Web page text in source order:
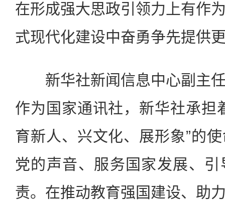
在形成强大思政引领力上有作
式现代化建设中奋勇争先提供
新华社新闻信息中心副主任
作为国家通讯社，新华社承担
育新人、兴文化、展形象”的
党的声音、服务国家发展、
责。在推动教育强国建设、助